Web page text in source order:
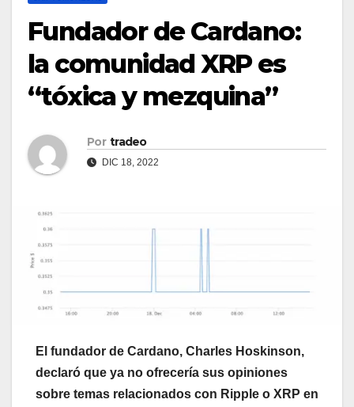
Fundador de Cardano:
la comunidad XRP es
“tóxica y mezquina”
Por tradeo
DIC 18, 2022
El fundador de Cardano, Charles Hoskinson,
declaró que ya no ofrecería sus opiniones
sobre temas relacionados con Ripple o XRP en